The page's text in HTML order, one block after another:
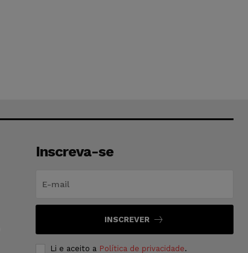
Inscreva-se
INSCREVER
Li e aceito a Política de privacidade.